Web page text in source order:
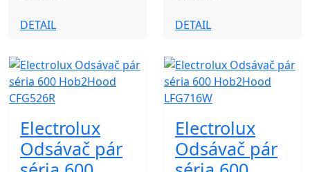
DETAIL DETAIL
Electrolux
Odsávač pár
Electrolux
Odsávač pár